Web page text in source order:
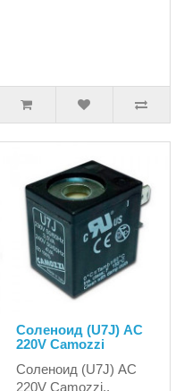
Соленоид (U7J) AC
220V Camozzi
Соленоид (U7J) AC
220V Camozzi..